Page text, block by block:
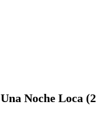
Una Noche Loca